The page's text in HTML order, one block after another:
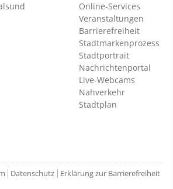
Online-Services
Veranstaltungen
Barrierefreiheit
Stadtmarkenprozess
Stadtportrait
Nachrichtenportal
Live-Webcams
Nahverkehr
Stadtplan
Datenschutz Erklärung zur Barrierefreiheit